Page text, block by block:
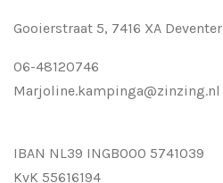
Gooierstraat 5, 7416 XA Deventer
06-48120746
Marjoline.kampinga@zinzing.nl
IBAN NL39 INGB000 5741039
KvK 55616194